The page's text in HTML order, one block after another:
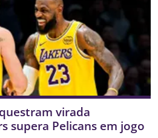
virada
supera Pelicans em jogo